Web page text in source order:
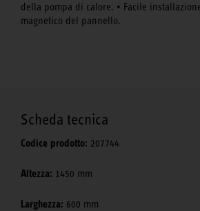
della pompa di calore. • Facile
magnetico del pannello.
Scheda tecnica
Codice prodotto: 207744
Altezza: 1450 mm
Larghezza: 600 mm